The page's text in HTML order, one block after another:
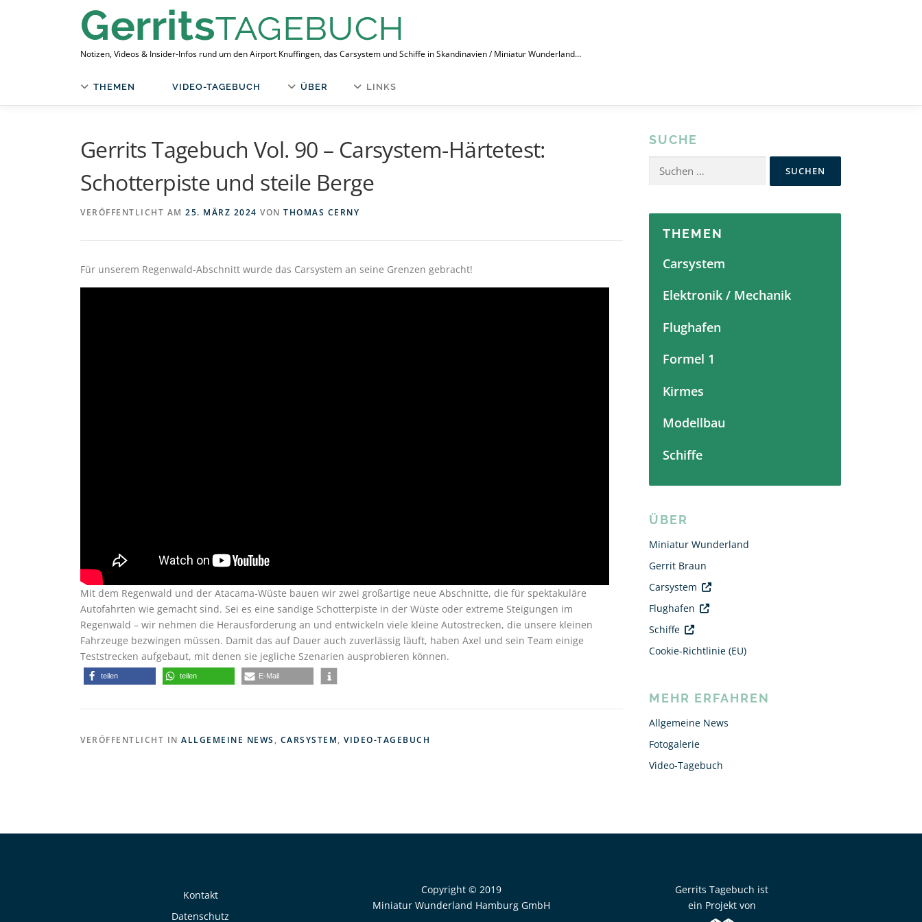
Notizen, Videos & Insider-Infos rund um den Airport Knuffingen, das Carsystem und Schiffe in Skandinavien / Miniatur Wunderland…
THEMEN VIDEO-TAGEBUCH ÜBER LINKS
Gerrits Tagebuch Vol. 90 – Carsystem-Härtetest:
Schotterpiste und steile Berge
VERÖFFENTLICHT AM 25. MÄRZ 2024 VON THOMAS CERNY
Für unserem Regenwald-Abschnitt wurde das Carsystem an seine Grenzen gebracht!
Mit dem Regenwald und der Atacama-Wüste bauen wir zwei großartige neue Abschnitte, die für spektakuläre
Autofahrten wie gemacht sind. Sei es eine sandige Schotterpiste in der Wüste oder extreme Steigungen im
Regenwald – wir nehmen die Herausforderung an und entwickeln viele kleine Autostrecken, die unsere kleinen
Fahrzeuge bezwingen müssen. Damit das auf Dauer auch zuverlässig läuft, haben Axel und sein Team einige
Teststrecken aufgebaut, mit denen sie jegliche Szenarien ausprobieren können.
teilen teilen E-Mail
VERÖFFENTLICHT IN ALLGEMEINE NEWS , CARSYSTEM, VIDEO-TAGEBUCH
SUCHE
Suchen
nach:
THEMEN
Carsystem
Elektronik / Mechanik
Flughafen
Formel 1
Kirmes
Modellbau
Schiffe
ÜBER
Miniatur Wunderland
Gerrit Braun
Carsystem
Flughafen
Schiffe
Cookie-Richtlinie (EU)
MEHR ERFAHREN
Allgemeine News
Fotogalerie
Video-Tagebuch
Kontakt
Datenschutz
Copyright © 2019
Miniatur Wunderland Hamburg GmbH
Gerrits Tagebuch ist
ein Projekt von